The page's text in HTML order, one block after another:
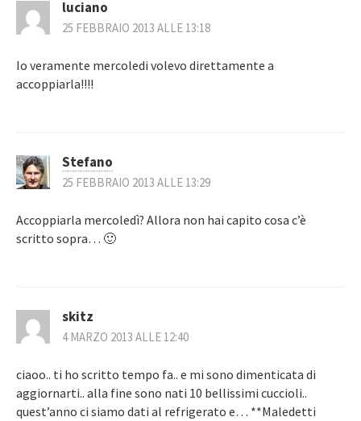
luciano
25 FEBBRAIO 2013 ALLE 13:18
Io veramente mercoledi volevo direttamente a
accoppiarla!!!!
Stefano
25 FEBBRAIO 2013 ALLE 13:29
Accoppiarla mercoledì? Allora non hai capito cosa c’è
scritto sopra… 🙂
skitz
4 MARZO 2013 ALLE 12:40
ciaoo.. ti ho scritto tempo fa.. e mi sono dimenticata di
aggiornarti.. alla fine sono nati 10 bellissimi cuccioli..
quest’anno ci siamo dati al refrigerato e… **Maledetti